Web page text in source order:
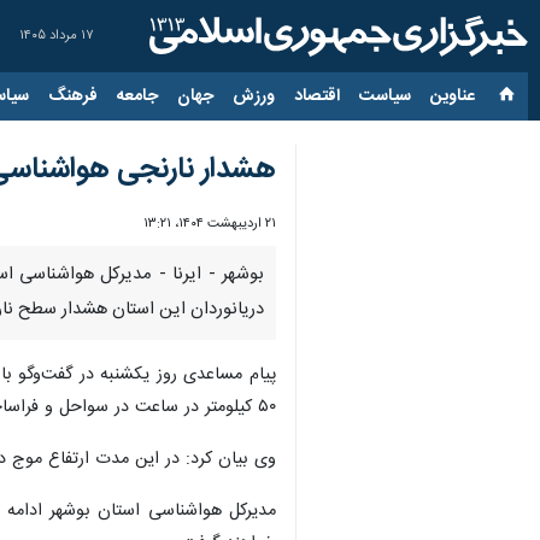
۱۷ مرداد ۱۴۰۵
عناوین‌ سیاست اقتصاد ورزش جهان جامعه فرهنگ
هشدار نارنجی
۲۱ اردیبهشت ۱۴۰۴، ۱۳:۲۱